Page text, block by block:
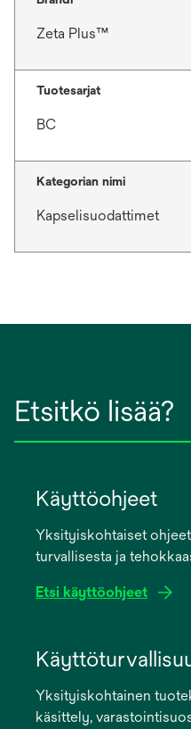
Zeta Plus™
Tuotesarjat
BC
Kategorian nimi
Kapselisuodattimet
Etsitkö lisää?
Käyttöohjeet
Yksityiskohtaiset
turvallisesta ja
Etsi käyttöohjeet
newYksityiskohtainen
käsittely,